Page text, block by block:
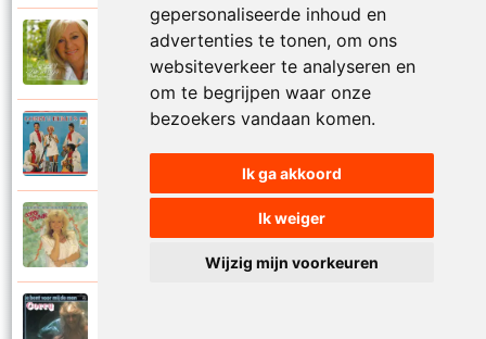
gepersonaliseerde inhoud en
advertenties te tonen, om ons
websiteverkeer te analyseren en
om te begrijpen waar onze
bezoekers vandaan komen.
Ik ga akkoord
Ik weiger
Wijzig mijn voorkeuren
Corry Konings
Jij bent een zeeman